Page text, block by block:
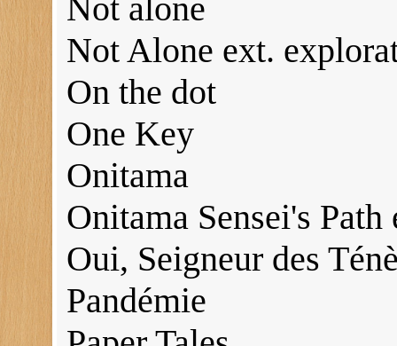
Not alone
Not Alone ext.
On the dot
One Key
Onitama
Onitama Sensei's
Oui, Seigneur des
Pandémie